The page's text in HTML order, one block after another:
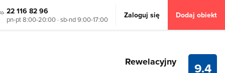
22 116 82 96
pn-pt 8:00-20:00 · sb-nd 9:00-17:00 Zaloguj się Dodaj obiekt
9.4
Rewelacyjny